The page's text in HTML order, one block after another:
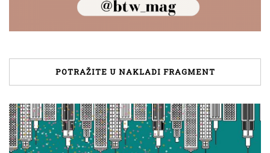
POTRAŽITE U NAKLADI FRAGMENT